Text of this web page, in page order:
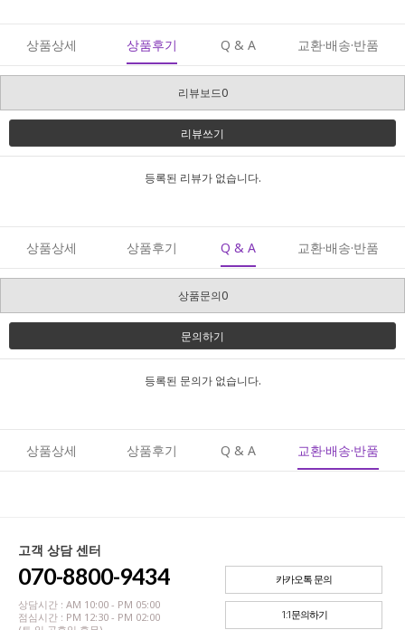
상품상세 상품후기 Q & A 교환·배송·반품
리뷰보드0
리뷰쓰기
등록된 리뷰가 없습니다.
상품상세 상품후기 Q & A 교환·배송·반품
상품문의0
문의하기
등록된 문의가 없습니다.
상품상세 상품후기 Q & A 교환·배송·반품
고객 상담 센터
070-8800-9434
상담시간 : AM 10:00 - PM 05:00
점심시간 : PM 12:30 - PM 02:00
카카오톡 문의
1:1문의하기